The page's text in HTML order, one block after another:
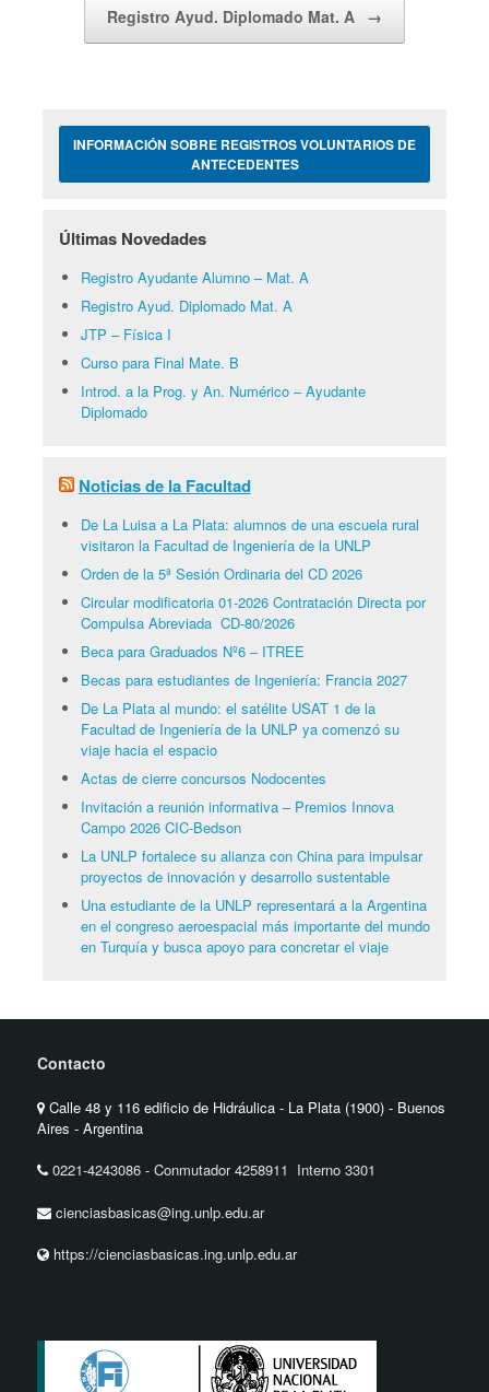
Registro Ayud. Diplomado Mat. A →
INFORMACIÓN SOBRE REGISTROS VOLUNTARIOS DE
ANTECEDENTES
Últimas Novedades
Registro Ayudante Alumno – Mat. A
Registro Ayud. Diplomado Mat. A
JTP – Física I
Curso para Final Mate. B
Introd. a la Prog. y An. Numérico – Ayudante
Diplomado
Noticias de la Facultad
De La Luisa a La Plata: alumnos de una escuela rural
visitaron la Facultad de Ingeniería de la UNLP
Orden de la 5ª Sesión Ordinaria del CD 2026
Circular modificatoria 01-2026 Contratación Directa por
Compulsa Abreviada CD-80/2026
Beca para Graduados Nº6 – ITREE
Becas para estudiantes de Ingeniería: Francia 2027
De La Plata al mundo: el satélite USAT 1 de la
Facultad de Ingeniería de la UNLP ya comenzó su
viaje hacia el espacio
Actas de cierre concursos Nodocentes
Invitación a reunión informativa – Premios Innova
Campo 2026 CIC-Bedson
La UNLP fortalece su alianza con China para impulsar
proyectos de innovación y desarrollo sustentable
Una estudiante de la UNLP representará a la Argentina
en el congreso aeroespacial más importante del mundo
en Turquía y busca apoyo para concretar el viaje
Contacto
Calle 48 y 116 edificio de Hidráulica - La Plata (1900) - Buenos
Aires - Argentina
0221-4243086 -Conmutador 4258911 Interno 3301
cienciasbasicas@ing.unlp.edu.ar
https://cienciasbasicas.ing.unlp.edu.ar